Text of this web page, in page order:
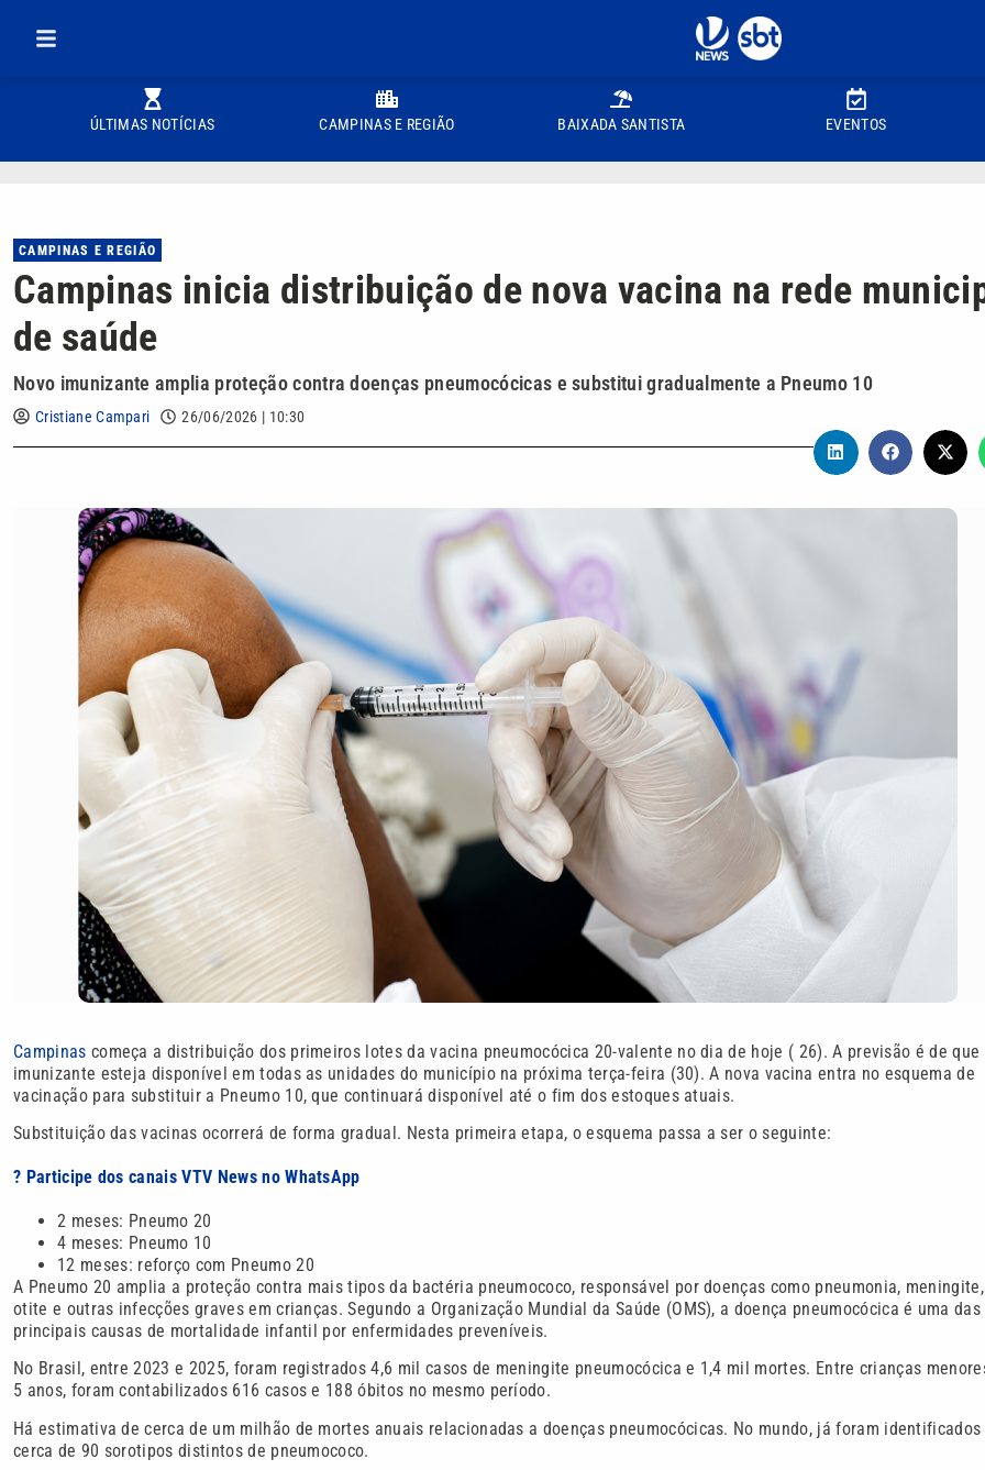
ÚLTIMAS NOTÍCIAS CAMPINAS E REGIÃO BAIXADA SANTISTA EVENTOS
CAMPINAS E REGIÃO
Campinas inicia distribuição de nova vacina na rede
de saúde
Novo imunizante amplia proteção contra doenças pneumocócicas e substitui gradualmente a Pneumo 10
Cristiane Campari 26/06/2026 | 10:30
Campinas começa a distribuição dos primeiros lotes da vacina pneumocócica 20-valente no dia de hoje ( 26). A previsão é de que
imunizante esteja disponível em todas as unidades do município na próxima terça-feira (30). A nova vacina entra no esquema de
vacinação para substituir a Pneumo 10, que continuará disponível até o fim dos estoques atuais.
Substituição das vacinas ocorrerá de forma gradual. Nesta primeira etapa, o esquema passa a ser o seguinte:
? Participe dos canais VTV News no WhatsApp
2 meses: Pneumo 20
4 meses: Pneumo 10
12 meses: reforço com Pneumo 20
A Pneumo 20 amplia a proteção contra mais tipos da bactéria pneumococo, responsável por doenças como pneumonia, meningite,
otite e outras infecções graves em crianças. Segundo a Organização Mundial da Saúde (OMS), a doença pneumocócica é uma das
principais causas de mortalidade infantil por enfermidades preveníveis.
No Brasil, entre 2023 e 2025, foram registrados 4,6 mil casos de meningite pneumocócica e 1,4 mil mortes. Entre crianças
5 anos, foram contabilizados 616 casos e 188 óbitos no mesmo período.
Há estimativa de cerca de um milhão de mortes anuais relacionadas a doenças pneumocócicas. No mundo, já foram identificados
cerca de 90 sorotipos distintos de pneumococo.